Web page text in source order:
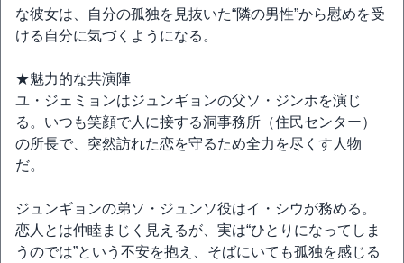
な彼女は、自分の孤独を見抜いた“隣の男性”から慰めを受
ける自分に気づくようになる。
★魅力的な共演陣
ユ・ジェミョンはジュンギョンの父ソ・ジンホを演じ
る。いつも笑顔で人に接する洞事務所（住民センター）
の所長で、突然訪れた恋を守るため全力を尽くす人物
だ。
ジュンギョンの弟ソ・ジュンソ役はイ・シウが務める。
恋人とは仲睦まじく見えるが、実は“ひとりになってしま
うのでは”という不安を抱え、そばにいても孤独を感じる